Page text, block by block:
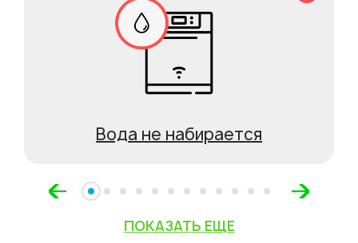
Вода не набирается
ПОКАЗАТЬ ЕЩЕ